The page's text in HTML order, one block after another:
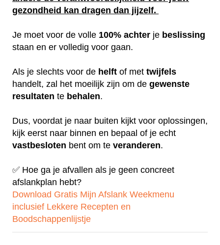
gezondheid kan dragen dan jijzelf.
Je moet voor de volle 100% achter je beslissing
staan en er volledig voor gaan.
Als je slechts voor de helft of met twijfels
handelt, zal het moeilijk zijn om de gewenste
resultaten te behalen.
Dus, voordat je naar buiten kijkt voor oplossingen,
kijk eerst naar binnen en bepaal of je echt
vastbesloten bent om te veranderen.
✅ Hoe ga je afvallen als je geen concreet
afslankplan hebt?
Download Gratis Mijn Afslank Weekmenu
inclusief Lekkere Recepten en
Boodschappenlijstje